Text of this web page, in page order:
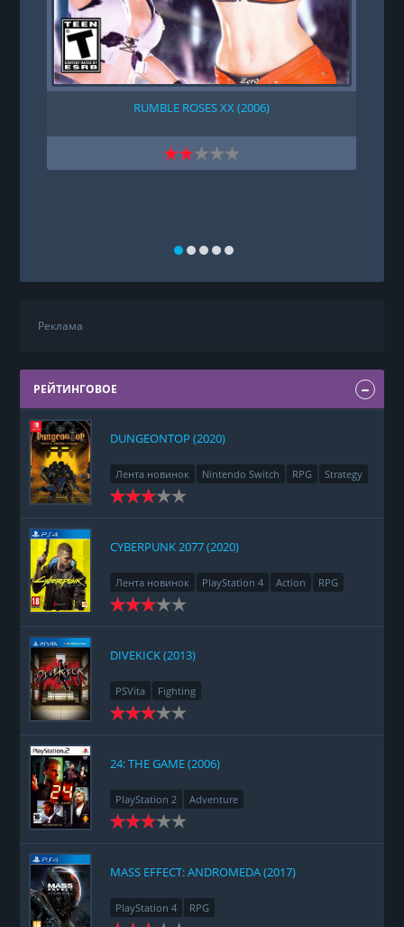
RUMBLE ROSES XX (2006)
Реклама
РЕЙТИНГОВОЕ
DUNGEONTOP (2020)
Лента новинок Nintendo Switch RPG Strategy
CYBERPUNK 2077 (2020)
Лента новинок PlayStation 4 Action
RPG
Racing
Adventure
DIVEKICK (2013)
PSVita Fighting
24: THE GAME (2006)
PlayStation 2 Adventure
MASS EFFECT: ANDROMEDA (2017)
PlayStation 4 RPG